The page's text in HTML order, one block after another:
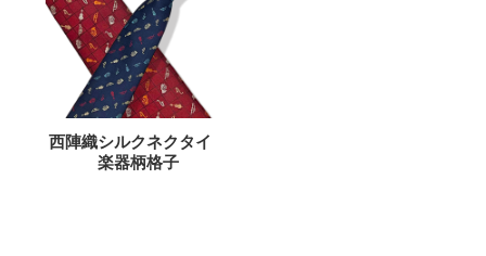
西陣織シルクネクタイ
楽器柄格子